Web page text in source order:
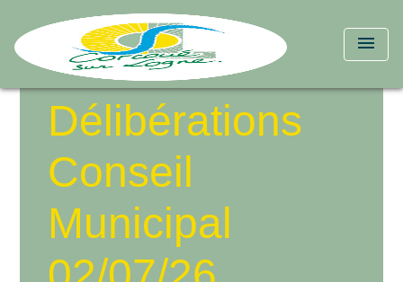
menu
Délibérations
Conseil
Municipal